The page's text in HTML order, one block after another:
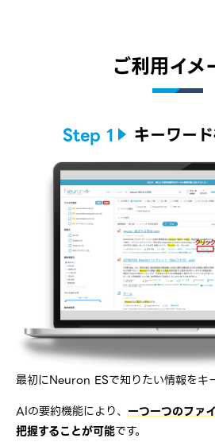
ご利用イメ
Step 1 キーワー
最初にNeuron ESで知りたい情報をキ
AIの要約機能により、 一つ一つのファ
把握することが可能です。